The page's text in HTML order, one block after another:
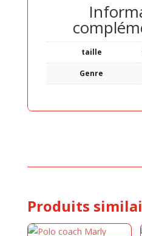
taille
Genre
Produits